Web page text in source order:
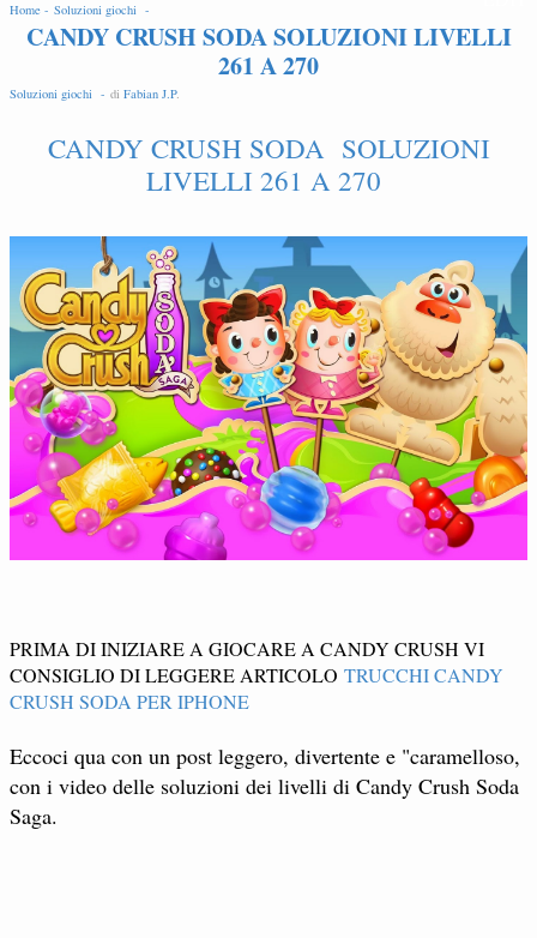
Home - Soluzioni giochi -
CANDY CRUSH SODA SOLUZIONI LIVELLI
261 A 270
Soluzioni giochi - di Fabian J.P.
CANDY CRUSH SODA SOLUZIONI
LIVELLI 261 A 270
PRIMA DI INIZIARE A GIOCARE A CANDY CRUSH VI
CONSIGLIO DI LEGGERE ARTICOLO TRUCCHI CANDY
CRUSH SODA PER IPHONE
Eccoci qua con un post leggero, divertente e "caramelloso,
con i video delle soluzioni dei livelli di Candy Crush Soda
Saga.